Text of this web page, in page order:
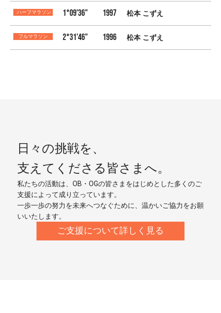
ハーフマラソン 1°09'36" 1997 松本 こずえ
フルマラソン 2°31'46" 1996 松本 こずえ
日々の挑戦を、
支えてくださる皆さまへ。
私たちの活動は、OB・OGの皆さまをはじめとした多くのご
支援によって成り立っています。
一歩一歩の努力を未来へつなぐために、温かいご協力をお願
いいたします。
ご支援について詳しく見る